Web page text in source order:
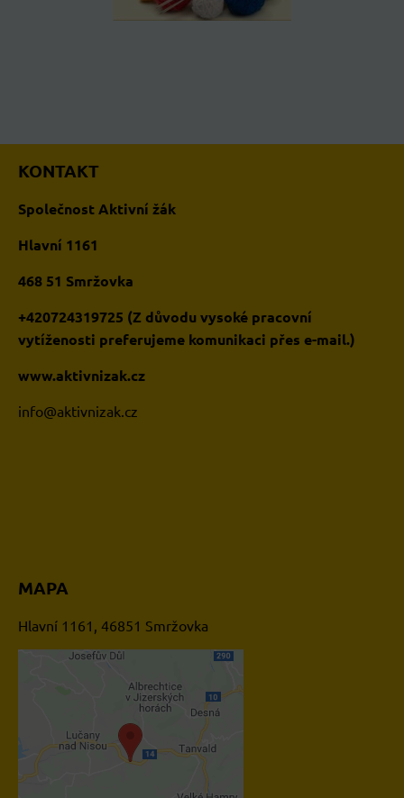
KONTAKT
Společnost Aktivní žák
Hlavní 1161
468 51 Smržovka
+420724319725 (Z důvodu vysoké pracovní
vytíženosti preferujeme komunikaci přes e-mail.)
www.aktivnizak.cz
info@aktivnizak.cz
MAPA
Hlavní 1161, 46851 Smržovka
Externí obsah je blokován
Volbami soukromí
Přejete si načíst externí